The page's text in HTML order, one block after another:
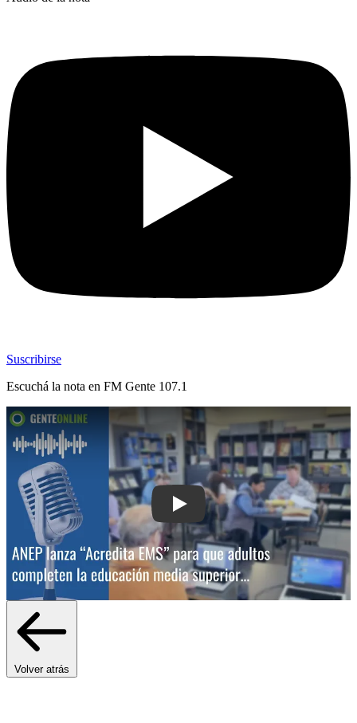
Suscribirse
Escuchá la nota en FM Gente 107.1
Play: ANEP lanza “Acredita EMS”
Volver atrás